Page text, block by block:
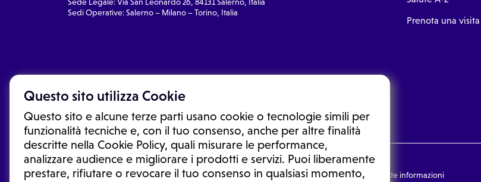
Questo sito utilizza Cookie
Questo sito e alcune terze parti usano cookie o tecnologie simili per
funzionalità tecniche e, con il tuo consenso, anche per altre finalità
descritte nella Cookie Policy, quali misurare le performance,
analizzare audience e migliorare i prodotti e servizi. Puoi liberamente
prestare, rifiutare o revocare il tuo consenso in qualsiasi momento,
Sedi Operative: Salerno – Milano – Torino, Italia
Prenota una visita
Le informazioni proposte in questo sito non sono un consulto medico. In nessun caso, queste informazioni